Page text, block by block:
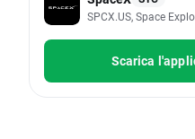
SPCX.US, Space
Scarica